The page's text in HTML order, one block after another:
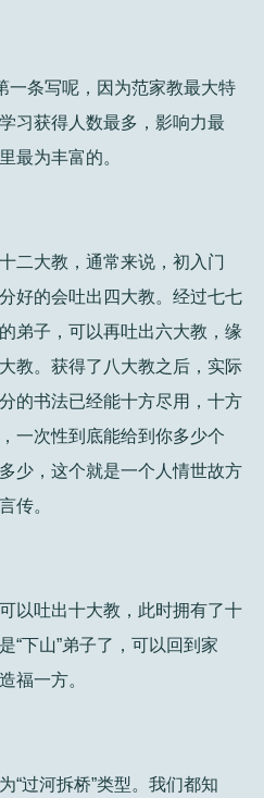
一条写呢，因为范家教最大特
习获得人数最多，影响力最
最为丰富的。
二大教，通常来说，初入门
好的会吐出四大教。经过七七
弟子，可以再吐出六大教，缘
教。获得了八大教之后，实际
的书法已经能十方尽用，十方
一次性到底能给到你多少个
少，这个就是一个人情世故方
传。
以吐出十大教，此时拥有了十
“下山”弟子了，可以回到家
福一方。
“过河拆桥”类型。我们都知